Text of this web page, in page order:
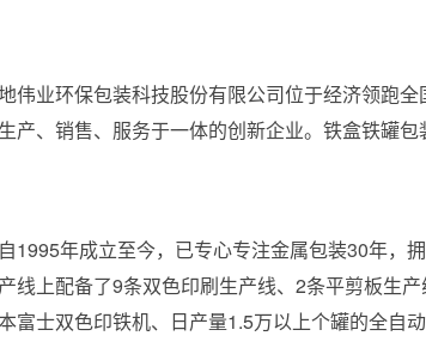
伟业环保包装科技股份有限公司位于经济领跑
产、销售、服务于一体的创新企业。铁盒铁罐
1995年成立至今，已专心专注金属包装30年，
线上配备了9条双色印刷生产线、2条平剪板生
富士双色印铁机、日产量1.5万以上个罐的全自